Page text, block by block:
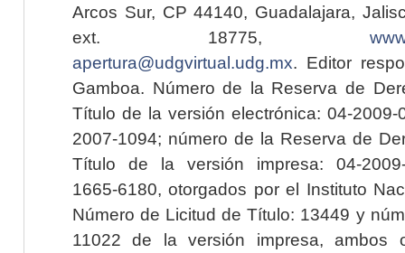
Arcos Sur, CP 44140, Guadalajara,
ext. 18775,
apertura@udgvirtual.udg.mx. Editor
Gamboa. Número de la Reserva de
Título de la versión electrónica: 04-2009-
2007-1094; número de la Reserva de
Título de la versión impresa: 04-2009-
1665-6180, otorgados por el Instituto
Número de Licitud de Título: 13449 y
11022 de la versión impresa, ambos